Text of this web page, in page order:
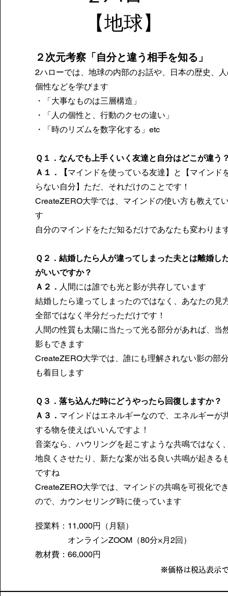
​【地球】
２次元考察 「自分と違う相手を知る」
2ハローでは、地球の内部のお話や、日本の歴史、
個性などを学びます
・「大事なものは三層構造」
・「人の個性と、行動のクセの違い」
・「時のリズムを数字化する」etc
Ｑ１．なんでも上手くいく友達と自分はどこが違う
Ａ１．【マインドを使っている友達】と【マインド
らない自分】ただ、それだけのことです！
CreateZERO大学では、マインドの使い方も教えて
す
自分のマインドをただ知るだけであなたも変わりま
Ｑ２．結婚したら人が違ってしまった夫とは離婚し
がいいですか？
Ａ２． 人間には誰でも光と影が共存しています
結婚したら違ってしまったのではなく、あなたの見
全部ではなく半分だっただけです！
人間の性質も太陽に当たって光る部分があれば、当
影もできます
CreateZERO大学では、誰にも理解されない影の部
も着目します​
Ｑ３．落ち込んだ時にどうやったら回復しますか？
Ａ３． マインドはエネルギーなので、エネルギーが
する物を使えばいいんですよ！
音楽なら、ハウリングを起こすような共鳴ではなく
地良くさせたり、新たな案が出る良い共鳴が起きる
ですね
CreateZERO大学では、マインドの共鳴を可視化で
ので、カウンセリング時に使っています
授業料：11,000円（月額）
オンラインZOOM（80分×月2回）
​教材費：66,000円​
※価格は税込表示